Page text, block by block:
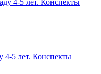
4-5 лет. Конспекты